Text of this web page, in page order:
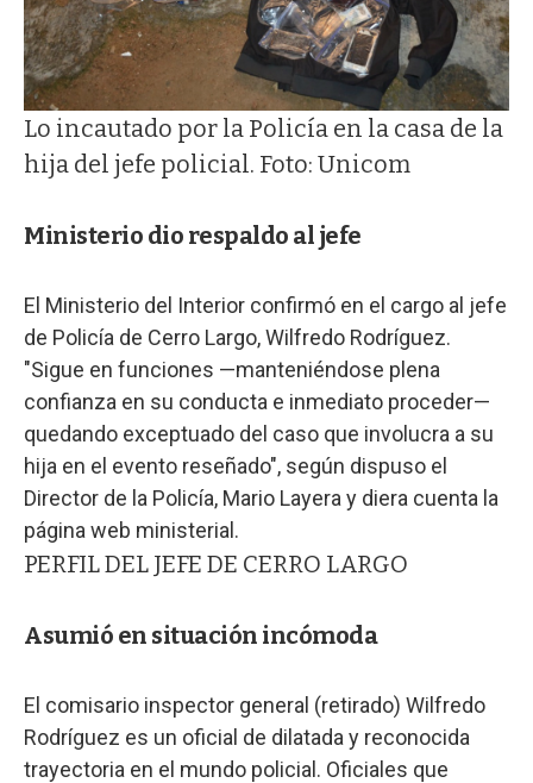
Lo incautado por la Policía en la casa de la
hija del jefe policial. Foto: Unicom
Ministerio dio respaldo al jefe
El Ministerio del Interior confirmó en el cargo al jefe
de Policía de Cerro Largo, Wilfredo Rodríguez.
"Sigue en funciones —manteniéndose plena
confianza en su conducta e inmediato proceder—
quedando exceptuado del caso que involucra a su
hija en el evento reseñado", según dispuso el
Director de la Policía, Mario Layera y diera cuenta la
página web ministerial.
PERFIL DEL JEFE DE CERRO LARGO
Asumió en situación incómoda
El comisario inspector general (retirado) Wilfredo
Rodríguez es un oficial de dilatada y reconocida
trayectoria en el mundo policial. Oficiales que